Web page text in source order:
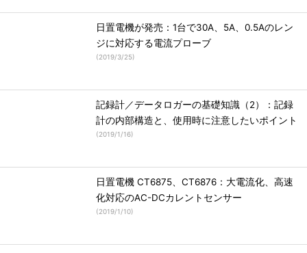
日置電機が発売：1台で30A、5A、0.5Aのレン
ジに対応する電流プローブ
(2019/3/25)
記録計／データロガーの基礎知識（2）：記録
計の内部構造と、使用時に注意したいポイント
(2019/1/16)
日置電機 CT6875、CT6876：大電流化、高速
化対応のAC-DCカレントセンサー
(2019/1/10)